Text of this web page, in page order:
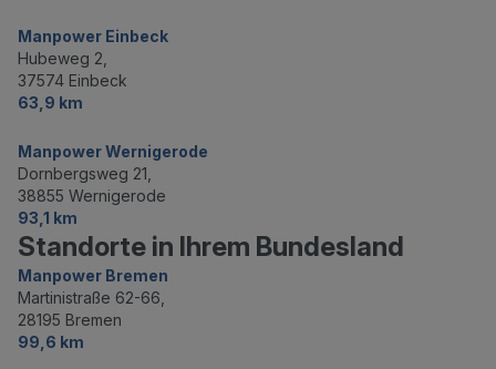
Manpower Einbeck
Hubeweg 2,
37574 Einbeck
63,9 km
Manpower Wernigerode
Dornbergsweg 21,
38855 Wernigerode
93,1 km
Standorte in Ihrem Bundesland
Manpower Bremen
Martinistraße 62-66,
28195 Bremen
99,6 km